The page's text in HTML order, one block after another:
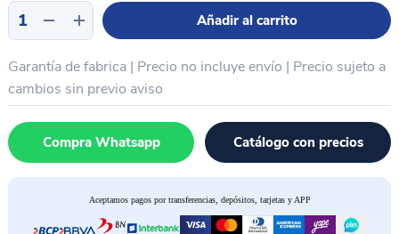
Alicate
con
succión
LCD
BAKU
7230
cantidad
Añadir al carrito
Garantía de fabrica | Precio no incluye envío | Precio sujeto a
cambios sin previo aviso
Compra Whatsapp Catálogo con precios
Aceptamos pagos por transferencias, depósitos, tarjetas y APP